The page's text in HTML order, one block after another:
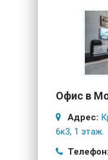
Офис в
Адрес:
6к3, 1 этаж.
Телефон: